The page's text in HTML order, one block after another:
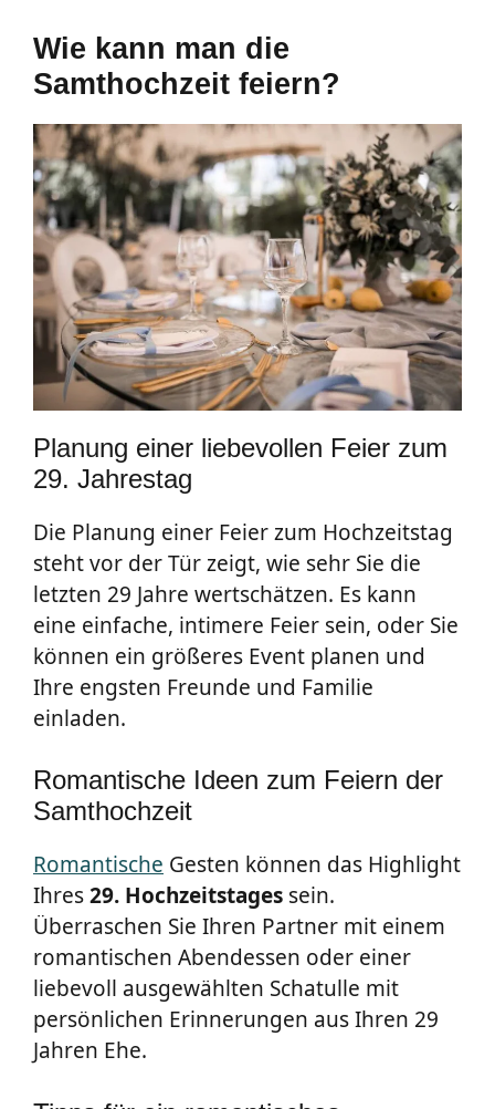
Wie kann man die
Samthochzeit feiern?
Planung einer liebevollen Feier zum
29. Jahrestag
Die Planung einer Feier zum Hochzeitstag
steht vor der Tür zeigt, wie sehr Sie die
letzten 29 Jahre wertschätzen. Es kann
eine einfache, intimere Feier sein, oder Sie
können ein größeres Event planen und
Ihre engsten Freunde und Familie
einladen.
Romantische Ideen zum Feiern der
Samthochzeit
Romantische Gesten können das Highlight
Ihres29. Hochzeitstages sein.
Überraschen Sie Ihren Partner mit einem
romantischen Abendessen oder einer
liebevoll ausgewählten Schatulle mit
persönlichen Erinnerungen aus Ihren 29
Jahren Ehe.